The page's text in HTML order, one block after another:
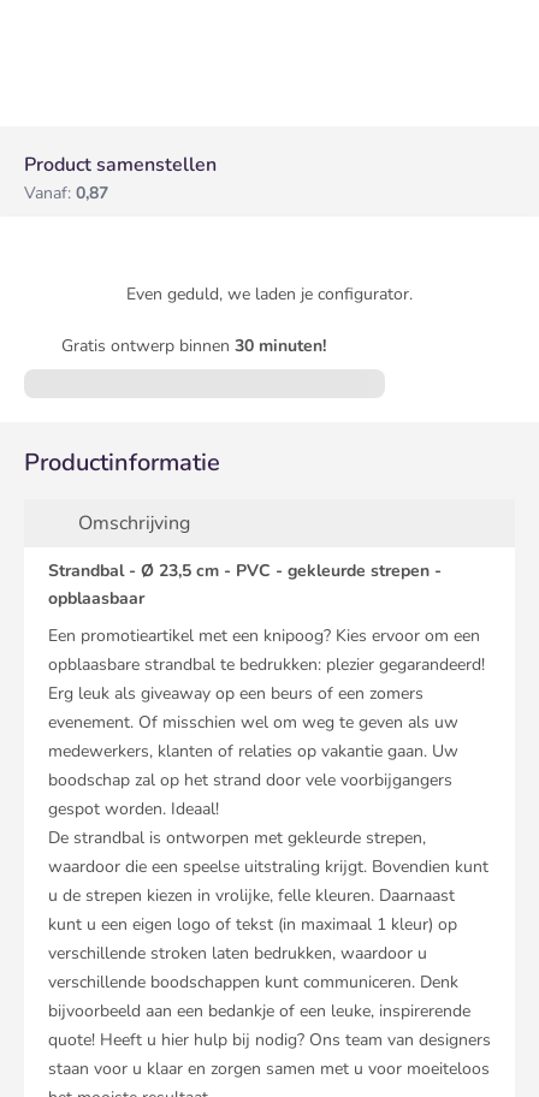
Product samenstellen
Vanaf: 0,87
Even geduld, we laden je configurator.
Gratis ontwerp binnen 30 minuten!
Productinformatie
Omschrijving
Strandbal - Ø 23,5 cm - PVC - gekleurde strepen -
opblaasbaar
Een promotieartikel met een knipoog? Kies ervoor om een
opblaasbare strandbal te bedrukken: plezier gegarandeerd!
Erg leuk als giveaway op een beurs of een zomers
evenement. Of misschien wel om weg te geven als uw
medewerkers, klanten of relaties op vakantie gaan. Uw
boodschap zal op het strand door vele voorbijgangers
gespot worden. Ideaal!
De strandbal is ontworpen met gekleurde strepen,
waardoor die een speelse uitstraling krijgt. Bovendien kunt
u de strepen kiezen in vrolijke, felle kleuren. Daarnaast
kunt u een eigen logo of tekst (in maximaal 1 kleur) op
verschillende stroken laten bedrukken, waardoor u
verschillende boodschappen kunt communiceren. Denk
bijvoorbeeld aan een bedankje of een leuke, inspirerende
quote! Heeft u hier hulp bij nodig? Ons team van designers
staan voor u klaar en zorgen samen met u voor moeiteloos